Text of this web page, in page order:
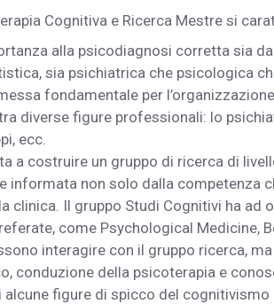
Cognitiva e Ricerca Mestre si
alla psicodiagnosi corretta sia
sia psichiatrica che psicologica
fondamentale per
diverse figure professionali: lo
ecc.
a costruire un gruppo di ricerca di
informata non solo dalla competenza
clinica. Il gruppo Studi Cognitivi ha ad
come Psychological Medicine,
interagire con il gruppo ricerca,
conduzione della psicoterapia e
alcune figure di spicco del